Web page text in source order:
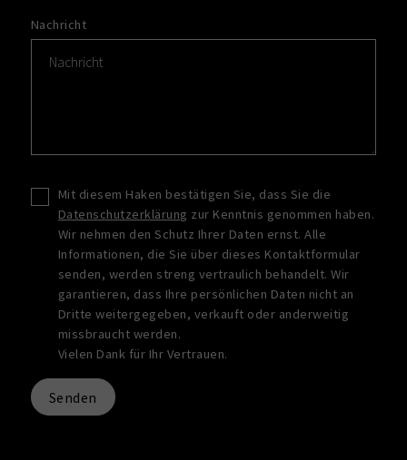
Nachricht
Mit diesem Haken bestätigen Sie, dass Sie die
Datenschutzerklärung zur Kenntnis genommen haben.
Wir nehmen den Schutz Ihrer Daten ernst. Alle
Informationen, die Sie über dieses Kontaktformular
senden, werden streng vertraulich behandelt. Wir
garantieren, dass Ihre persönlichen Daten nicht an
Dritte weitergegeben, verkauft oder anderweitig
missbraucht werden.
Vielen Dank für Ihr Vertrauen.
Senden